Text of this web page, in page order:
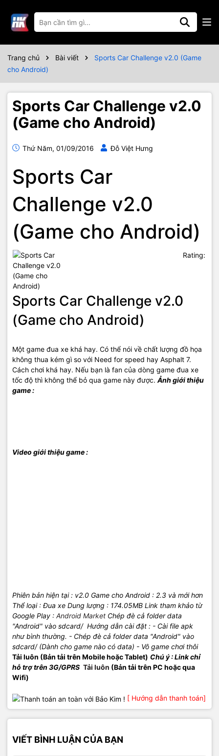
Trang chủ Bài viết
Sports Car Challenge v2.0 (Game
cho Android)
Sports Car Challenge v2.0
(Game cho Android)
Thứ Năm, 01/09/2016 Đỗ Việt Hưng
Sports Car
Challenge v2.0
(Game cho Android)
Rating:
Sports Car Challenge v2.0
(Game cho Android)
Một game đua xe khá hay. Có thể nói về chất lượng đồ họa
không thua kém gì so với Need for speed hay Asphalt 7.
Cách chơi khá hay. Nếu bạn là fan của dòng game đua xe
tốc độ thì không thể bỏ qua game này được. Ảnh giới thiệu
game :
Video giới thiệu game :
Phiên bản hiện tại : v2.0 Game cho Android : 2.3 và mới hơn
Thể loại : Đua xe Dung lượng : 174.05MB Link tham khảo từ
Google Play : Android Market Chép đè cả folder data
"Android" vào sdcard/ Hướng dẫn cài đặt : - Cài file apk
như bình thường. - Chép đè cả folder data "Android" vào
sdcard/ (Dành cho game nào có data) - Vô game chơi thôi
Tải luôn (Bản tải trên Mobile hoặc Tablet) Chú ý : Link chỉ
hỗ trợ trên 3G/GPRS Tải luôn (Bản tải trên PC hoặc qua
Wifi)
[ Hướng dẫn thanh toán]
VIẾT BÌNH LUẬN CỦA BẠN